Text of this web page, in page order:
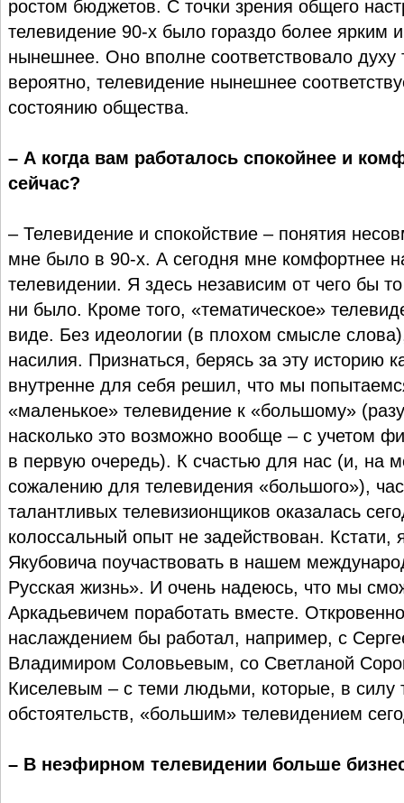
ростом бюджетов. С точки зрения общего
телевидение 90-х было гораздо более ярким
нынешнее. Оно вполне соответствовало духу
вероятно, телевидение нынешнее
состоянию общества.
– А когда вам работалось спокойнее и
сейчас?
– Телевидение и спокойствие – понятия
мне было в 90-х. А сегодня мне комфортнее
телевидении. Я здесь независим от чего бы
ни было. Кроме того, «тематическое»
виде. Без идеологии (в плохом смысле
насилия. Признаться, берясь за эту историю
внутренне для себя решил, что мы
«маленькое» телевидение к «большому»
насколько это возможно вообще – с учетом
в первую очередь). К счастью для нас (и, на
сожалению для телевидения «большого»),
талантливых телевизионщиков оказалась
колоссальный опыт не задействован. Кстати,
Якубовича поучаствовать в нашем
Русская жизнь». И очень надеюсь, что мы
Аркадьевичем поработать вместе.
наслаждением бы работал, например, с
Владимиром Соловьевым, со Светланой
Киселевым – с теми людьми, которые, в силу
обстоятельств, «большим» телевидением
– В неэфирном телевидении больше